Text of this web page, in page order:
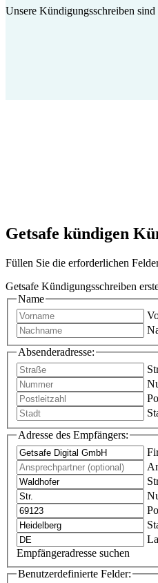
Unsere Kündigungsschreiben
Getsafe kündigen
Füllen Sie die erforderlichen
Getsafe Kündigungsschreiben
Name
Absenderadresse:
Adresse des Empfängers:
Empfängeradresse suchen
Benutzerdefinierte Felder: